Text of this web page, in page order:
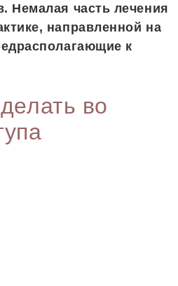
Немалая часть лечения
направленной на
к
во